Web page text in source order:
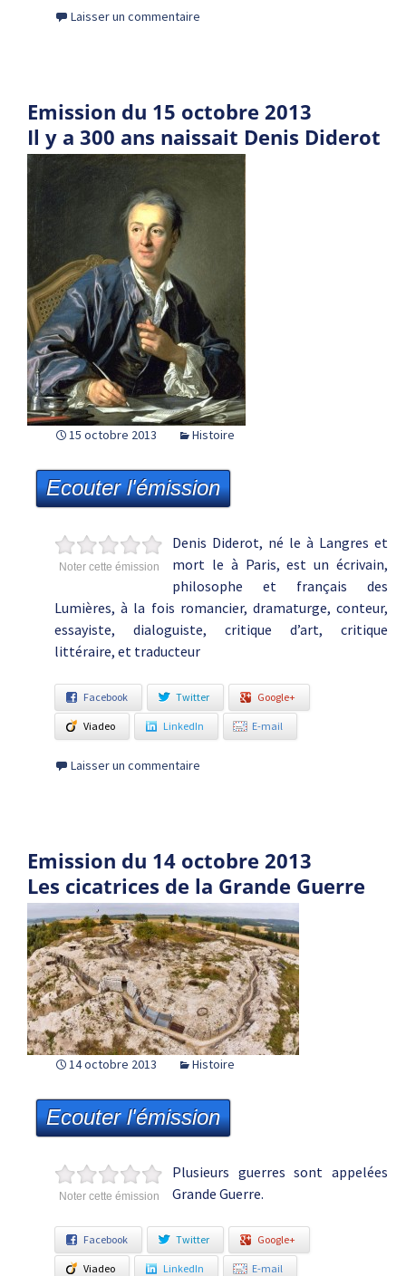
Laisser un commentaire
Emission du 15 octobre 2013
Il y a 300 ans naissait Denis Diderot
15 octobre 2013 Histoire
Ecouter l'émission
Noter cette émission
Denis Diderot, né le à Langres et
mort le à Paris, est un écrivain,
philosophe et français des
Lumières, à la fois romancier, dramaturge, conteur,
essayiste, dialoguiste, critique d’art, critique
littéraire, et traducteur
Facebook Twitter Google+
Viadeo LinkedIn E-mail
Laisser un commentaire
Emission du 14 octobre 2013
Les cicatrices de la Grande Guerre
14 octobre 2013 Histoire
Ecouter l'émission
Noter cette émission
Plusieurs guerres sont appelées
Grande Guerre.
Facebook Twitter Google+
Viadeo LinkedIn E-mail